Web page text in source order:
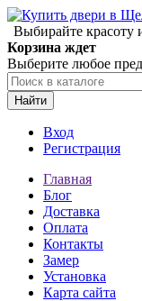
Выбирайте
Корзина ждет
Выберите любое
Найти
Вход
Регистрация
Главная
Блог
Доставка
Оплата
Контакты
Замер
Установка
Карта сайта